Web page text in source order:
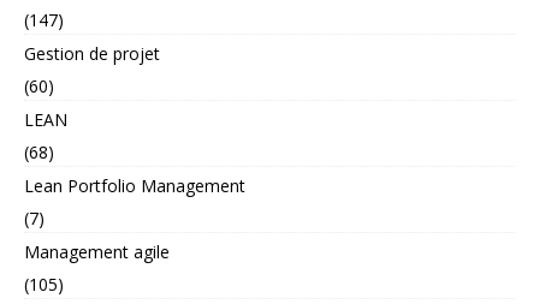
(147)
Gestion de projet
(60)
LEAN
(68)
Lean Portfolio Management
(7)
Management agile
(105)